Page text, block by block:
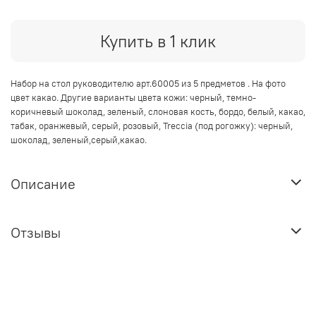
Купить в 1 клик
Набор на стол руководителю арт.60005 из 5 предметов . На фото
цвет какао. Другие варианты цвета кожи: черный, темно-
коричневый шоколад, зеленый, слоновая кость, бордо, белый, какао,
табак, оранжевый, серый, розовый, Treccia (под рогожку): черный,
шоколад, зеленый,серый,какао.
Описание
Отзывы